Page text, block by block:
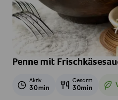
Penne mit
Aktiv
30min
Gesamt
30min